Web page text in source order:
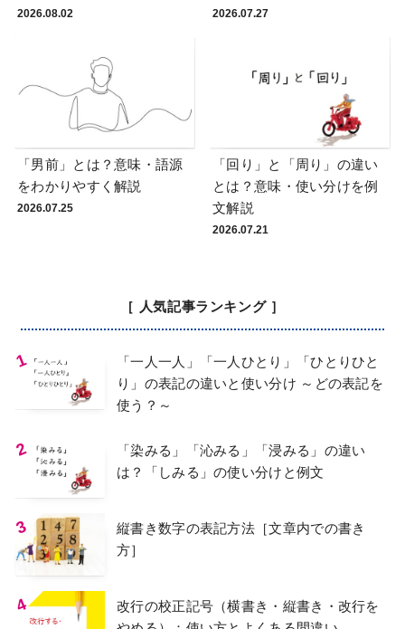
統一の実務ルール
2026.08.02
由
2026.07.27
「男前」とは？意味・語源
をわかりやすく解説
2026.07.25
「回り」と「周り」の違い
とは？意味・使い分けを例
文解説
2026.07.21
［ 人気記事ランキング ］
「一人一人」「一人ひとり」「ひとりひと
り」の表記の違いと使い分け ～どの表記を
使う？～
「染みる」「沁みる」「浸みる」の違い
は？「しみる」の使い分けと例文
縦書き数字の表記方法［文章内での書き
方］
改行の校正記号（横書き・縦書き・改行を